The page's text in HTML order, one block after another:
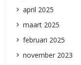
april 2025
maart 2025
februari 2025
november 2023